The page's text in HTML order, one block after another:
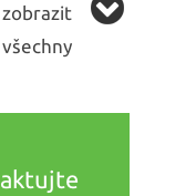
všechny